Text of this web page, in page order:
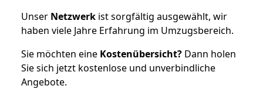
Unser Netzwerk ist sorgfältig ausgewählt, wir
haben viele Jahre Erfahrung im Umzugsbereich.
Sie möchten eine Kostenübersicht? Dann holen
Sie sich jetzt kostenlose und unverbindliche
Angebote.